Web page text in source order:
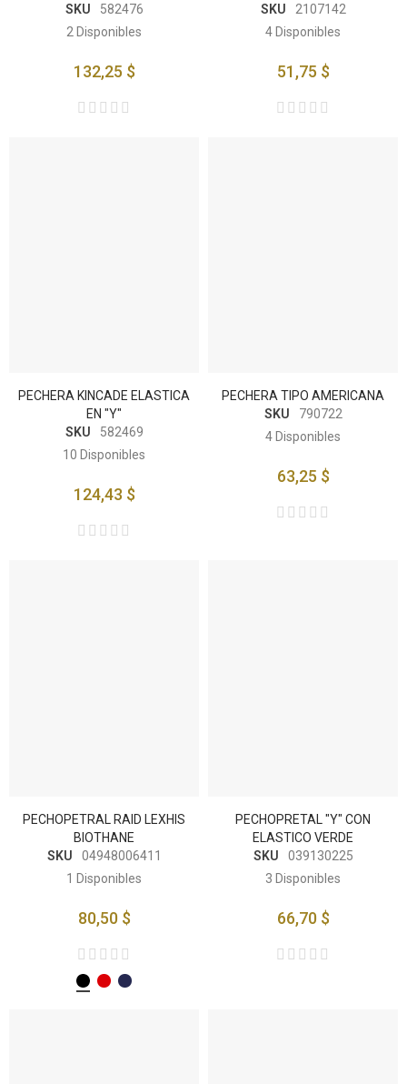
SKU
582476
2 Disponibles
132,25 $
SKU
2107142
4 Disponibles
51,75 $
PECHERA KINCADE ELASTICA
EN "Y"
SKU
582469
10 Disponibles
124,43 $
PECHERA TIPO AMERICANA
SKU
790722
4 Disponibles
63,25 $
PECHOPETRAL RAID LEXHIS
BIOTHANE
SKU
04948006411
1 Disponibles
80,50 $
PECHOPRETAL "Y" CON
ELASTICO VERDE
SKU
039130225
3 Disponibles
66,70 $